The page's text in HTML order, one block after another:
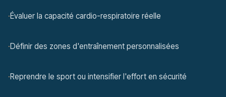
·Évaluer la capacité cardio-respiratoire réelle
·Définir des zones d'entraînement personnalisées
·Reprendre le sport ou intensifier l'effort en sécurité